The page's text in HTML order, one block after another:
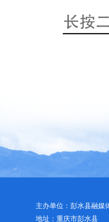
主办单位：彭水县融
地址：重庆市彭水县